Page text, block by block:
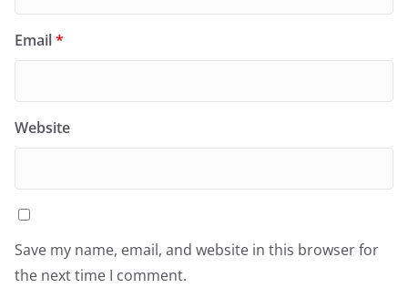
Email*
Website
Save my name, email, and website in this browser for
the next time I comment.